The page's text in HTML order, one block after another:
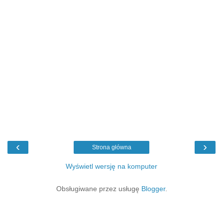
‹ ›
Strona główna
Wyświetl wersję na komputer
Obsługiwane przez usługę Blogger.